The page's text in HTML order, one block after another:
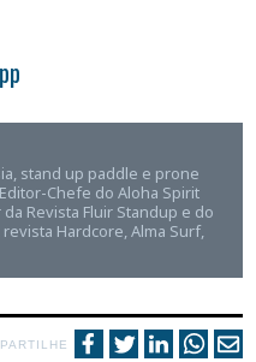
stand up paddle e prone
Chefe do Aloha Spirit
Revista Fluir Standup e do
Hardcore, Alma Surf,